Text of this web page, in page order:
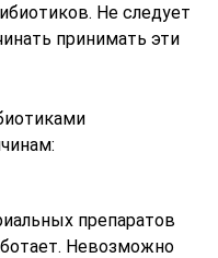
Не следует
принимать эти
препаратов
Невозможно